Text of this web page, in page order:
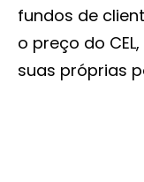
fundos de
o preço do
suas próprias